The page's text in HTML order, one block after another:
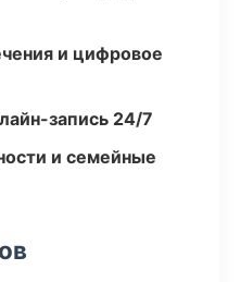
и цифровое
запись 24/7
и семейные